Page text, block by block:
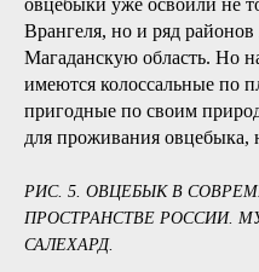
Врангеля, но и ряд
Магаданскую область. Но
имеются колоссальные по
пригодные по своим
для проживания
РИС. 5. ОВЦЕБЫК В
ПРОСТРАНСТВЕ РОССИИ.
САЛЕХАРД.